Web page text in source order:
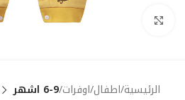
Click to enlarge
الرئيسية اطفال اوفرات 6-9 اشهر